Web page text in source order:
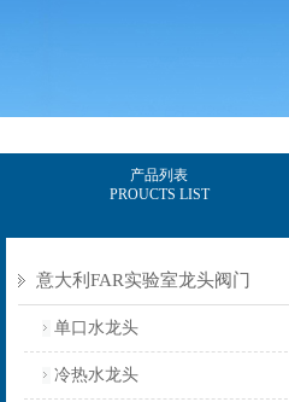
产品列表
PROUCTS LIST
意大利FAR实验室龙头阀门
单口水龙头
冷热水龙头